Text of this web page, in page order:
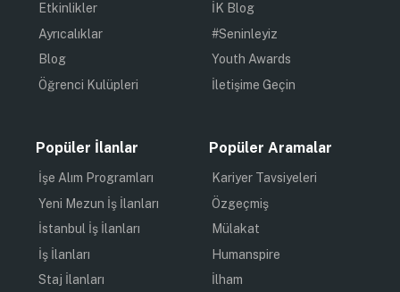
Etkinlikler
Ayrıcalıklar
Blog
Öğrenci Kulüpleri
İK Blog
#Seninleyiz
Youth Awards
İletişime Geçin
Popüler İlanlar
İşe Alım Programları
Yeni Mezun İş İlanları
İstanbul İş İlanları
İş İlanları
Staj İlanları
Popüler Aramalar
Kariyer Tavsiyeleri
Özgeçmiş
Mülakat
Humanspire
İlham